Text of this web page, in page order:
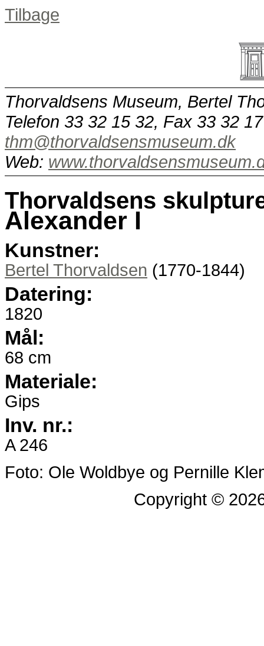
Tilbage
Thorvaldsens Museum, Bertel
Telefon 33 32 15 32, Fax 33 32
thm@thorvaldsensmuseum.dk
Web:
Thorvaldsens
Alexander I
Kunstner
Bertel Thorvaldsen (1770-1844)
Datering
1820
Mål
68 cm
Materiale
Gips
Inv. nr.
A 246
Foto: Ole Woldbye og Pernille
Copyright ©